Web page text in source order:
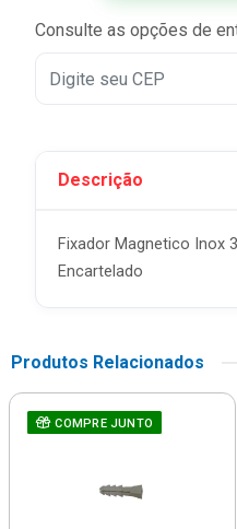
Consulte as opções de
Descrição
Fixador Magnetico Inox
Encartelado
Produtos Relacionados
COMPRE JUNTO